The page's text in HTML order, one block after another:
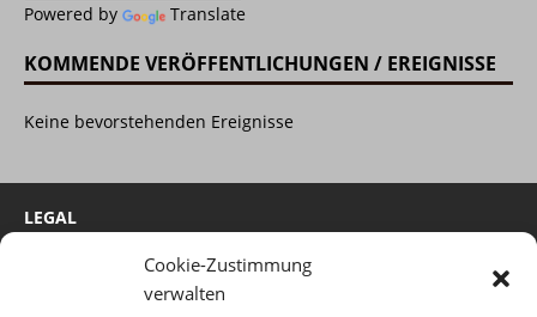
Cookie-Zustimmung
verwalten
Powered by Translate
KOMMENDE VERÖFFENTLICHUNGEN / EREIGNISSE
Keine bevorstehenden Ereignisse
LEGAL